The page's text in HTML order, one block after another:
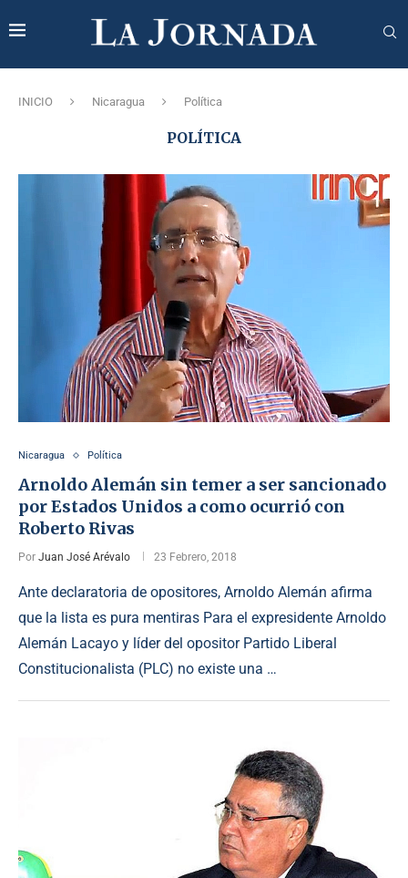
INICIO Nicaragua Política
POLÍTICA
Nicaragua Política
Arnoldo Alemán sin temer a ser sancionado
por Estados Unidos a como ocurrió con
Roberto Rivas
Por Juan José Arévalo 23 Febrero, 2018
Ante declaratoria de opositores, Arnoldo Alemán afirma
que la lista es pura mentiras Para el expresidente Arnoldo
Alemán Lacayo y líder del opositor Partido Liberal
Constitucionalista (PLC) no existe una …